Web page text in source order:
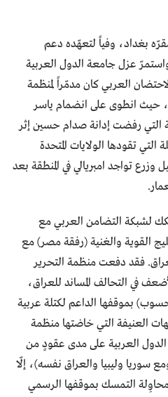
بغداد، وفياً لتعهّده دعم
عزل جامعة الدول العربية
العربي كان مدمّراً لمنظمة
حيث انطوى على انضمام ياسر
التي رفضت إدانة صدام حسين إثر
تقودها الولايات المتحدة
وزرع تواجد امبريالي في المنطقة بعد
لشبكة التضامن العربي مع
القوية والغنية (رفقة مصر) مع
فقد دفعت منظمة التحرير
في التحالف المساند للعراق،
بموقفها الداعم لكتلة عربية
العنيفة التي خاضتها منظمة
العربية على مدى عقودٍ من
سوريا وليبيا والعراق نفسه)، إلّا
التمسك بموقفها الرسمي